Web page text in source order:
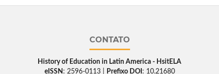
CONTATO
History of Education in Latin America - HsitELA
eISSN : 2596-0113 | Prefixo DOI : 10.21680